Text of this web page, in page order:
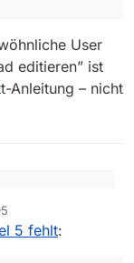
User
editieren” ist
Anleitung – nicht
entfernen”-
dazu und
des
5 fehlt: